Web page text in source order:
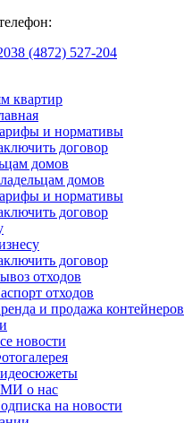
8 (4872) 527-204
квартир
и нормативы
договор
домов
домов
и нормативы
договор
договор
отходов
отходов
и продажа контейнеров
новости
о нас
на новости